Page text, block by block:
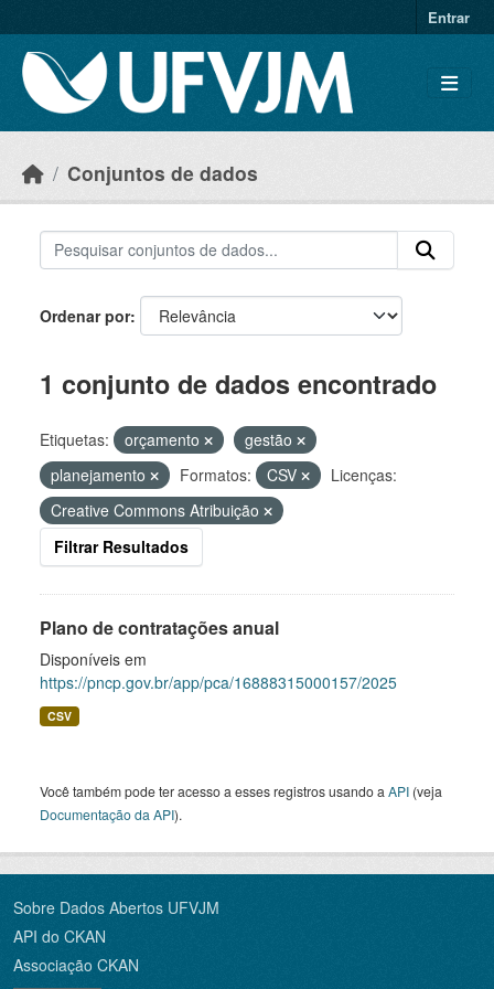
Entrar
Conjuntos de dados
Ordenar por
1 conjunto de dados encontrado
Etiquetas: orçamento
gestão
planejamento
Formatos: CSV
Licenças:
Creative Commons Atribuição
Filtrar Resultados
Plano de contratações anual
Disponíveis em
https://pncp.gov.br/app/pca/16888315000157/2025
CSV
Você também pode ter acesso a esses registros usando a API (veja
Documentação da API).
Sobre Dados Abertos UFVJM
API do CKAN
Associação CKAN